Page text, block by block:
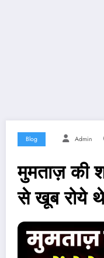
Blog Admin
मुमताज़ की
से खूब रोये